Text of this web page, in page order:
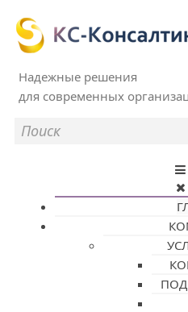
Надежные решения
для современных